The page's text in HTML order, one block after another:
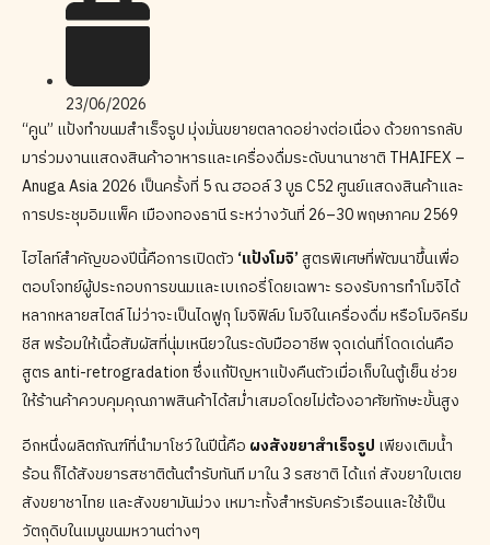
23/06/2026
“คูน” แป้งทำขนมสำเร็จรูป มุ่งมั่นขยายตลาดอย่างต่อเนื่อง ด้วยการกลับ
มาร่วมงานแสดงสินค้าอาหารและเครื่องดื่มระดับนานาชาติ THAIFEX –
Anuga Asia 2026 เป็นครั้งที่ 5 ณ ฮออล์ 3 บูธ C52 ศูนย์แสดงสินค้าและ
การประชุมอิมแพ็ค เมืองทองธานี ระหว่างวันที่ 26–30 พฤษภาคม 2569
ไฮไลท์สำคัญของปีนี้คือการเปิดตัว ‘แป้งโมจิ’สูตรพิเศษที่พัฒนาขึ้นเพื่อ
ตอบโจทย์ผู้ประกอบการขนมและเบเกอรี่โดยเฉพาะ รองรับการทำโมจิได้
หลากหลายสไตล์ ไม่ว่าจะเป็นไดฟูกุ โมจิฟิล์ม โมจิในเครื่องดื่ม หรือโมจิครีม
ชีส พร้อมให้เนื้อสัมผัสที่นุ่มเหนียวในระดับมืออาชีพ จุดเด่นที่โดดเด่นคือ
สูตร anti-retrogradation ซึ่งแก้ปัญหาแป้งคืนตัวเมื่อเก็บในตู้เย็น ช่วย
ให้ร้านค้าควบคุมคุณภาพสินค้าได้สม่ำเสมอโดยไม่ต้องอาศัยทักษะขั้นสูง
อีกหนึ่งผลิตภัณฑ์ที่นำมาโชว์ในปีนี้คือ ผงสังขยาสำเร็จรูป เพียงเติมน้ำ
ร้อน ก็ได้สังขยารสชาติต้นตำรับทันที มาใน 3 รสชาติ ได้แก่ สังขยาใบเตย
สังขยาชาไทย และสังขยามันม่วง เหมาะทั้งสำหรับครัวเรือนและใช้เป็น
วัตถุดิบในเมนูขนมหวานต่างๆ